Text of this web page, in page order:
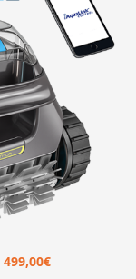
499,00€